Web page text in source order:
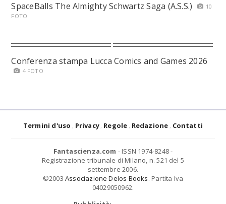
SpaceBalls The Almighty Schwartz Saga (A.S.S.)
10
FOTO
Conferenza stampa Lucca Comics and Games 2026
4 FOTO
Termini d'uso Privacy Regole Redazione Contatti
Fantascienza.com - ISSN 1974-8248 -
Registrazione tribunale di Milano, n. 521 del 5
settembre 2006.
©2003 Associazione Delos Books. Partita Iva
04029050962.